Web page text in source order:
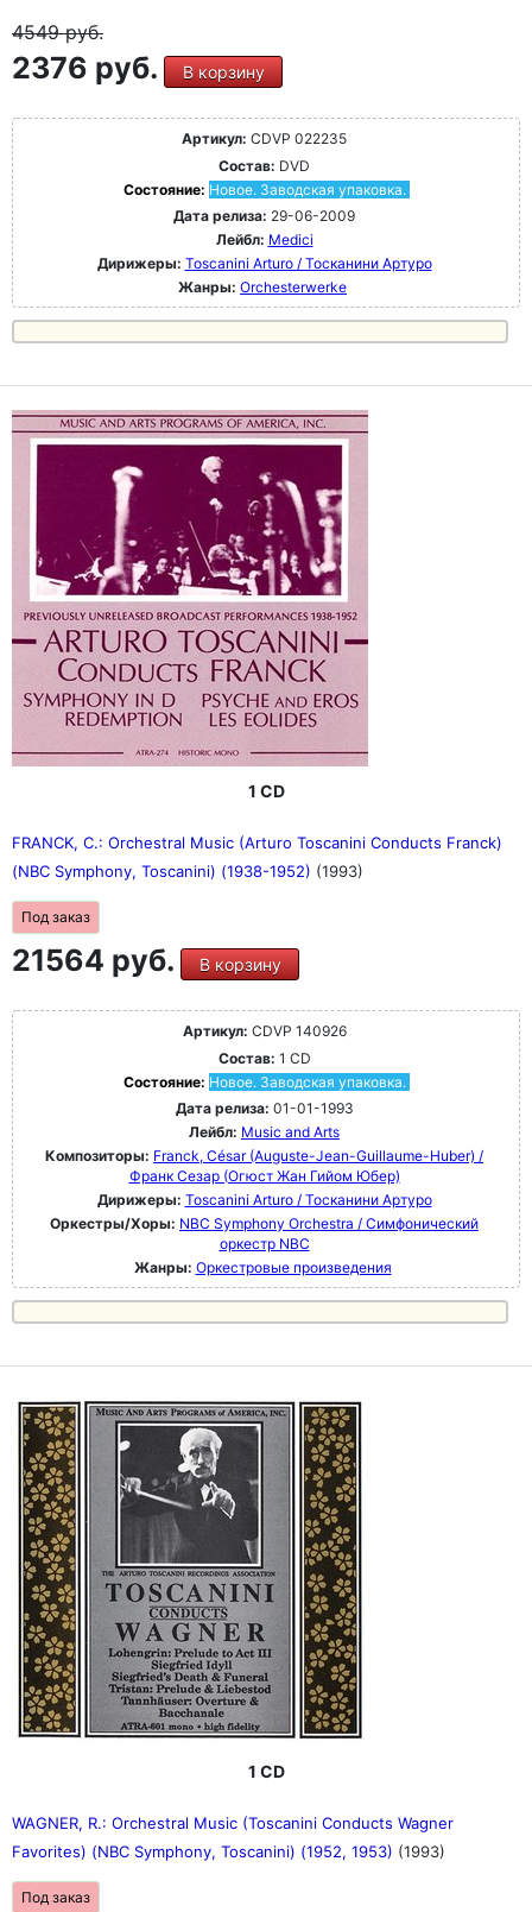
4549руб.
2376 руб. В корзину
Артикул: CDVP 022235
Состав: DVD
Состояние: Новое. Заводская упаковка.
Дата релиза: 29-06-2009
Лейбл: Medici
Дирижеры: Toscanini Arturo / Тосканини Артуро
Жанры: Orchesterwerke
1 CD
FRANCK, C.: Orchestral Music (Arturo Toscanini Conducts Franck)
(NBC Symphony, Toscanini) (1938-1952) (1993)
Под заказ
21564 руб. В корзину
Артикул: CDVP 140926
Состав: 1 CD
Состояние: Новое. Заводская упаковка.
Дата релиза: 01-01-1993
Лейбл: Music and Arts
Композиторы: Franck, César (Auguste-Jean-Guillaume-Huber) /
Франк Сезар (Огюст Жан Гийом Юбер)
Дирижеры: Toscanini Arturo / Тосканини Артуро
Оркестры/Хоры: NBC Symphony Orchestra / Симфонический
оркестр NBC
Жанры: Оркестровые произведения
1 CD
WAGNER, R.: Orchestral Music (Toscanini Conducts Wagner
Favorites) (NBC Symphony, Toscanini) (1952, 1953) (1993)
Под заказ